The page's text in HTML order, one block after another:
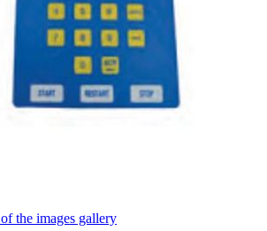
the images gallery